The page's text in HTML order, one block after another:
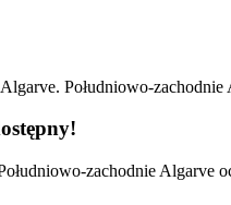
zachodnie Algarve